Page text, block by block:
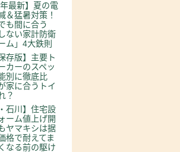
年最新】夏の電
＆猛暑対策！
も間に合う
ない家計防衛
ム」4大鉄則
存版】主要ト
カーのスペッ
別に徹底比
家に合うトイ
？
石川】住宅設
ーム値上げ開
ヤマキシは据
格で耐えてま
なる前の駆け